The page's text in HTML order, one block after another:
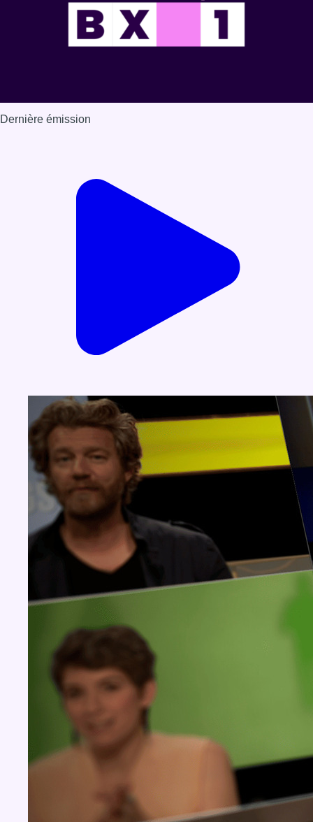
Dernière émission